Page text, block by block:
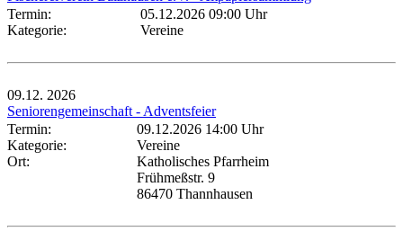
Termin:
05.12.2026 09:00 Uhr
Kategorie:
Vereine
09.12. 2026
Seniorengemeinschaft - Adventsfeier
Termin:
09.12.2026 14:00 Uhr
Kategorie:
Vereine
Ort:
Katholisches Pfarrheim
Frühmeßstr. 9
86470 Thannhausen